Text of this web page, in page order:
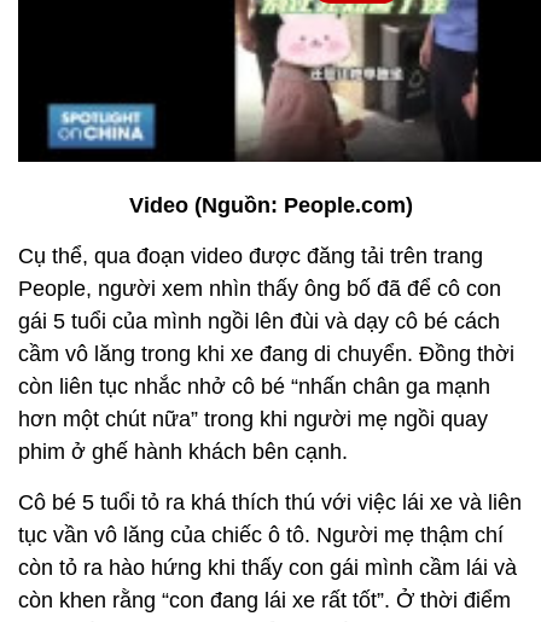
Video (Nguồn: People.com)
Cụ thể, qua đoạn video được đăng tải trên trang
People, người xem nhìn thấy ông bố đã để cô con
gái 5 tuổi của mình ngồi lên đùi và dạy cô bé cách
cầm vô lăng trong khi xe đang di chuyển. Đồng thời
còn liên tục nhắc nhở cô bé “nhấn chân ga mạnh
hơn một chút nữa” trong khi người mẹ ngồi quay
phim ở ghế hành khách bên cạnh.
Cô bé 5 tuổi tỏ ra khá thích thú với việc lái xe và liên
tục vần vô lăng của chiếc ô tô. Người mẹ thậm chí
còn tỏ ra hào hứng khi thấy con gái mình cầm lái và
còn khen rằng “con đang lái xe rất tốt”. Ở thời điểm